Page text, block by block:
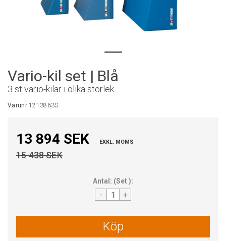
Vario-kil set | Blå
3 st vario-kilar i olika storlek
Varunr:1213863S
13 894 SEK EXKL. MOMS
15 438 SEK
Antal: (Set):
- +
Köp